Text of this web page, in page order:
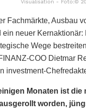
Visualisation - Foto:©
Fachmärkte, Ausbau
ein neuer Kernaktionär:
Wege
COO Dietmar
investment-
Monaten ist die
worden,